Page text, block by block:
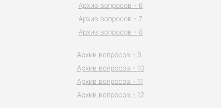
Архив вопросов - 6
Архив вопросов - 7
Архив вопросов - 8
Архив вопросов - 9
Архив вопросов - 10
Архив вопросов - 11
Архив вопросов - 12